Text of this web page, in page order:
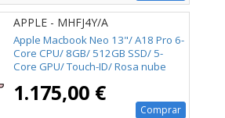
APPLE - MHFJ4Y/A
Apple Macbook Neo 13"/ A18 Pro 6-
Core CPU/ 8GB/ 512GB SSD/ 5-
Core GPU/ Touch-ID/ Rosa nube
1.175,00 €
Comprar